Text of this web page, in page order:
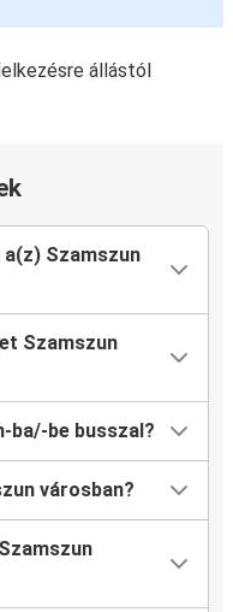
állástól
Szamszun
Szamszun
ba/-be busszal?
városban?